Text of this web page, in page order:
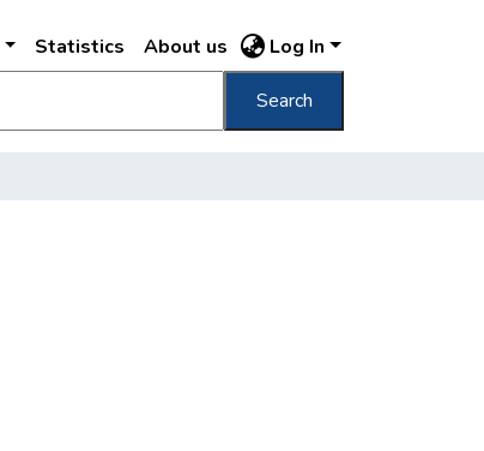
Statistics About us Log In
Search